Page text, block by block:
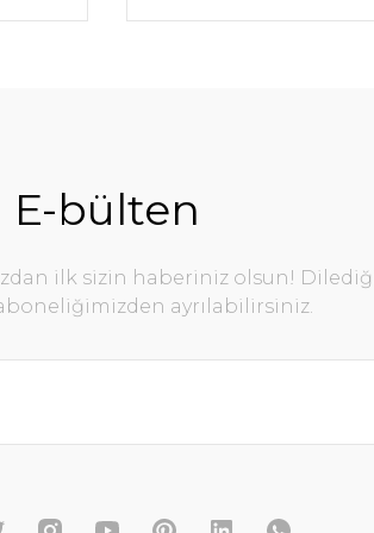
E-bülten
ilk sizin haberiniz olsun!
ayrılabilirsiniz.